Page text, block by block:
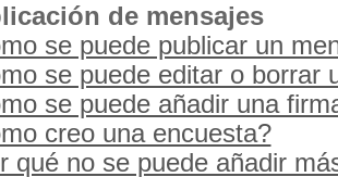
de mensajes
se puede publicar un
se puede editar o borrar
se puede añadir una
creo una encuesta?
qué no se puede añadir